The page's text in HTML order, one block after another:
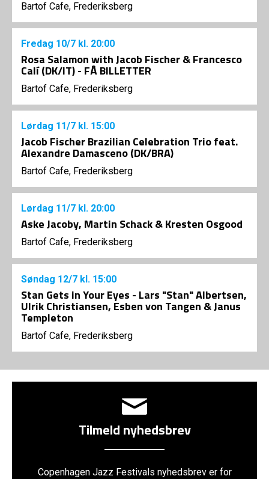
Bartof Cafe, Frederiksberg
Fredag 10/7 kl. 20:00
Rosa Salamon with Jacob Fischer & Francesco
Calí (DK/IT) - FÅ BILLETTER
Bartof Cafe, Frederiksberg
Lørdag 11/7 kl. 15:00
Jacob Fischer Brazilian Celebration Trio feat.
Alexandre Damasceno (DK/BRA)
Bartof Cafe, Frederiksberg
Lørdag 11/7 kl. 20:00
Aske Jacoby, Martin Schack & Kresten Osgood
Bartof Cafe, Frederiksberg
Søndag 12/7 kl. 15:00
Stan Gets in Your Eyes - Lars "Stan" Albertsen,
Ulrik Christiansen, Esben von Tangen & Janus
Templeton
Bartof Cafe, Frederiksberg
Tilmeld nyhedsbrev
Copenhagen Jazz Festivals nyhedsbrev er for